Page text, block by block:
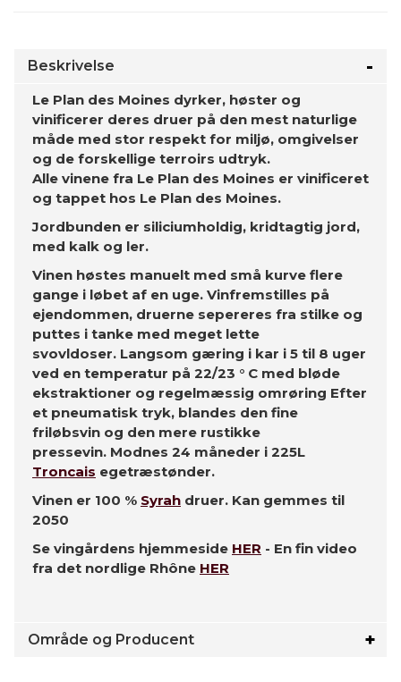
Beskrivelse
Le Plan des Moines dyrker, høster og
vinificerer deres druer på den mest naturlige
måde med stor respekt for miljø, omgivelser
og de forskellige terroirs udtryk.
Alle vinene fra Le Plan des Moines er vinificeret
og tappet hos Le Plan des Moines.
Jordbunden er siliciumholdig, kridtagtig jord,
med kalk og ler.
Vinen høstes manuelt med små kurve flere
gange i løbet af en uge. Vinfremstilles på
ejendommen, druerne sepereres fra stilke og
puttes i tanke med meget lette
svovldoser. Langsom gæring i kar i 5 til 8 uger
ved en temperatur på 22/23 ° C med bløde
ekstraktioner og regelmæssig omrøring Efter
et pneumatisk tryk, blandes den fine
friløbsvin og den mere rustikke
pressevin. Modnes 24 måneder i 225L
Troncais egetræstønder.
Vinen er 100 % Syrah druer. Kan gemmes til
2050
Se vingårdens hjemmeside HER - En fin video
fra det nordlige Rhône HER
Område og Producent